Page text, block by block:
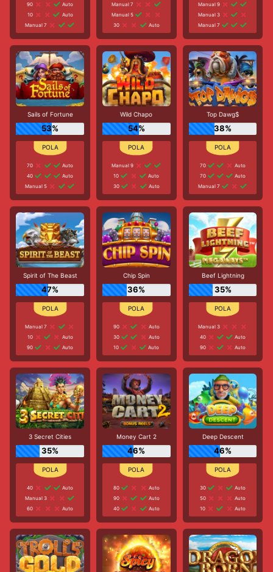
90
Auto
10
Auto
Manual 7
Manual 7
Manual 5
30
Auto
Manual 9
Manual 3
Manual 7
Sails of Fortune
53%
70
Auto
40
Auto
Manual 5
Wild Chapo
54%
Manual 9
10
Auto
30
Auto
Top Dawg$
38%
70
Auto
70
Auto
Manual 7
Spirit of The Beast
47%
Manual 7
10
Auto
90
Auto
Chip Spin
36%
90
Auto
30
Auto
10
Auto
Beef Lightning
35%
Manual 3
40
Auto
90
Auto
3 Secret Cities
35%
40
Auto
Manual 3
60
Auto
Money Cart 2
46%
80
Auto
90
Auto
40
Auto
Deep Descent
46%
30
Auto
50
Auto
10
Auto